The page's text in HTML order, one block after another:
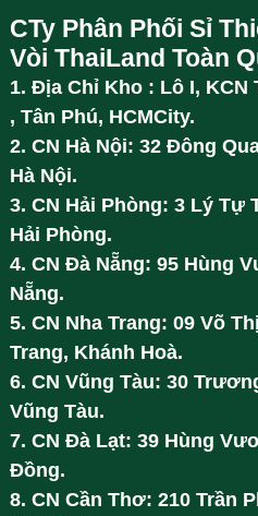
CTy Phân Phối Sỉ
Vòi ThaiLand Toàn
1. Địa Chỉ Kho : Lô I, KCN
, Tân Phú, HCMCity.
2. CN Hà Nội: 32 Đông
Hà Nội.
3. CN Hải Phòng: 3 Lý Tự
Hải Phòng.
4. CN Đà Nẵng: 95 Hùng
Nẵng.
5. CN Nha Trang: 09 Võ
Trang, Khánh Hoà.
6. CN Vũng Tàu: 30
Vũng Tàu.
7. CN Đà Lạt: 39 Hùng
Đồng.
8. CN Cần Thơ: 210 Trần